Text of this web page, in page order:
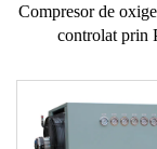
Compresor de
controlat prin